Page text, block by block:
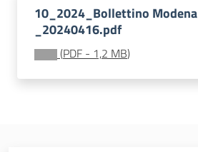
sementi
Import-
10_2024_Bollettino Modena
_20240416.pdf
(PDF - 1,2 MB)